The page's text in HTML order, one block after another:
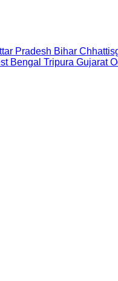
Pradesh Bihar
Bengal Tripura Gujarat